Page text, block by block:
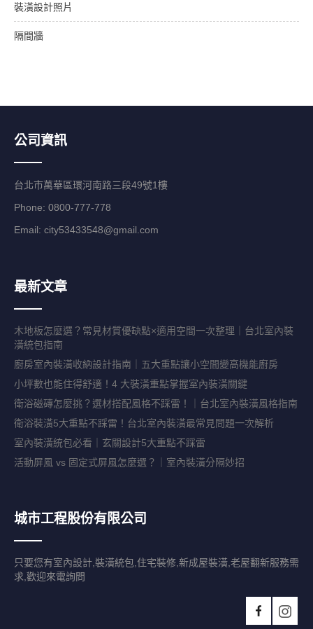
裝潢設計照片
隔間牆
公司資訊
台北市萬華區環河南路三段49號1樓
Phone: 0800-777-778
Email: city53433548@gmail.com
最新文章
木地板怎麼選？常見材質優缺點×適用空間一次整理｜台北室內裝
潢統包指南
廚房室內裝潢收納設計指南｜五大重點讓小空間變高機能廚房
小坪數也能住得舒適！4 大裝潢重點掌握室內裝潢關鍵
衛浴磁磚怎麼挑？選材搭配風格不踩雷！｜台北室內裝潢風格指南
衛浴裝潢5大重點不踩雷！台北室內裝潢最常見問題一次解析
室內裝潢統包必看｜玄關設計5大重點不踩雷
活動屏風 vs 固定式屏風怎麼選？｜室內裝潢分隔妙招
城市工程股份有限公司
只要您有室內設計,裝潢統包,住宅裝修,新成屋裝潢,老屋翻新服務需
求,歡迎來電詢問